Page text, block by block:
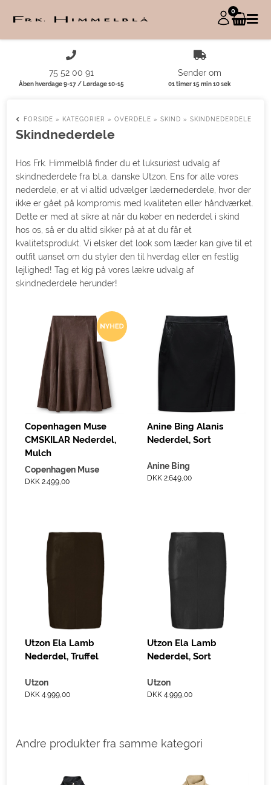
0
75 52 00 91
Åben hverdage 9-17 / Lørdage 10-15
Sender om
01 timer 15 min 09 sek
FORSIDE » KATEGORIER »OVERDELE »SKIND »SKINDNEDERDELE
Skindnederdele
Hos Frk. Himmelblå finder du et luksuriøst udvalg af
skindnederdele fra bl.a. danske Utzon. Ens for alle vores
nederdele, er at vi altid udvælger lædernederdele, hvor der
ikke er gået på kompromis med kvaliteten eller håndværket.
Dette er med at sikre at når du køber en nederdel i skind
hos os, så er du altid sikker på at at du får et
kvalitetsprodukt. Vi elsker det look som læder kan give til et
outfit uanset om du styler den til hverdag eller en festlig
lejlighed! Tag et kig på vores lækre udvalg af
skindnederdele herunder!
Copenhagen Muse
CMSKILAR Nederdel,
Mulch
Copenhagen Muse
DKK 2.499,00
Anine Bing Alanis
Nederdel, Sort
Anine Bing
DKK 2.649,00
Utzon Ela Lamb
Nederdel, Truffel
Utzon
DKK 4.999,00
Utzon Ela Lamb
Nederdel, Sort
Utzon
DKK 4.999,00
Andre produkter fra samme kategori